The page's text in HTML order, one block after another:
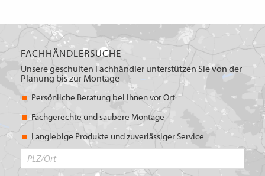
FACHHÄNDLERSUCHE
Unsere geschulten Fachhändler unterstützen Sie von der
Planung bis zur Montage
Persönliche Beratung bei Ihnen vor Ort
Fachgerechte und saubere Montage
Langlebige Produkte und zuverlässiger Service